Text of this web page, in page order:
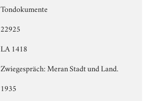
Tondokumente
22925
LA 1418
Zwiegespräch: Meran Stadt und Land.
1935